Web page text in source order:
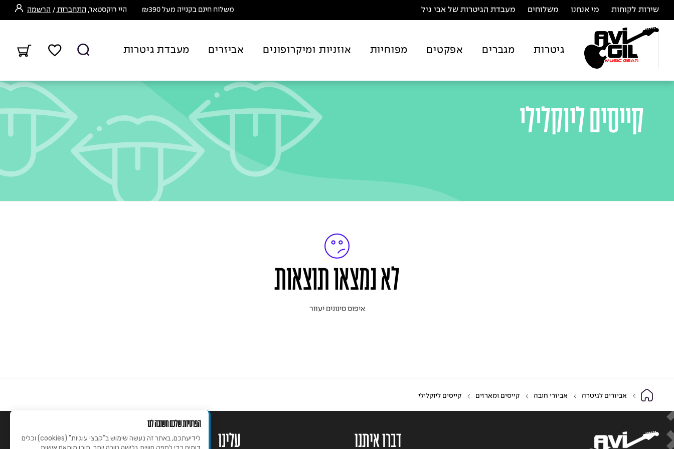
שירות לקוחות מי אנחנו משלוחים מעבדת הגיטרות של אבי גיל משלוח חינם בקנייה מעל ₪390 היי רוקסטאר, התחברות / הרשמה
גיטרות מגברים אפקטים מפוחיות אוזניות ומיקרופונים אביזרים מעבדת גיטרות
קייסים ליוקלילי
לא נמצאו תוצאות
איפוס סינונים יעזור
אביזרים לגיטרה אביזרי חובה קייסים ומארזים קייסים ליוקלילי
דברו איתנו עלינו מידע נוסף
הפרטיות שלכם חשובה לנו
לידיעתכם, באתר זה נעשה שימוש ב"קבצי עוגיות" (cookies) וכלים